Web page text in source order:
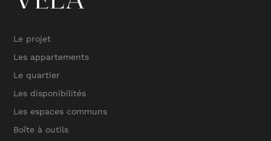
Le projet
Les appartements
Le quartier
Les disponibilités
Les espaces communs
Boîte à outils